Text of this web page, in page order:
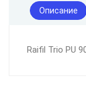
Описание
Raifil Trio PU